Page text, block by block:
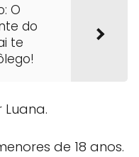
O
do
te
de 18 anos.